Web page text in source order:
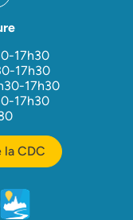
17h30
17h30
17h30
17h30
la CDC
onglet)
nouvel onglet)
dans un nouvel onglet)
dans un nouvel
Météo
(ouverture dans un